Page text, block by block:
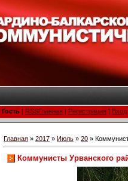
Гость RSSГлавная Регистрация Вход
Главная » 2017 » Июль » 20 »
Коммунисты Урванского